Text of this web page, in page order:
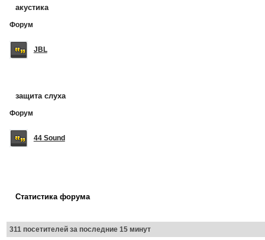
акустика
Форум
JBL
защита слуха
Форум
44 Sound
Статистика форума
311 посетителей за последние 15 минут